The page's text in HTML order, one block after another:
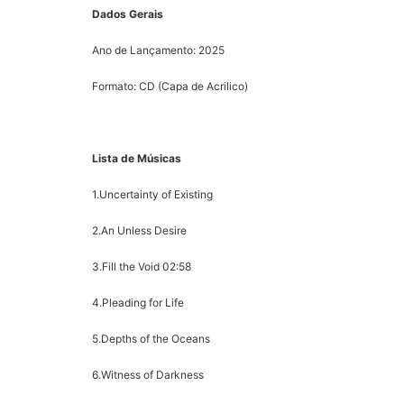
Dados Gerais
Ano de Lançamento: 2025
Formato: CD (Capa de Acrilico)
Lista de Músicas
1.Uncertainty of Existing
2.An Unless Desire
3.Fill the Void 02:58
4.Pleading for Life
5.Depths of the Oceans
6.Witness of Darkness